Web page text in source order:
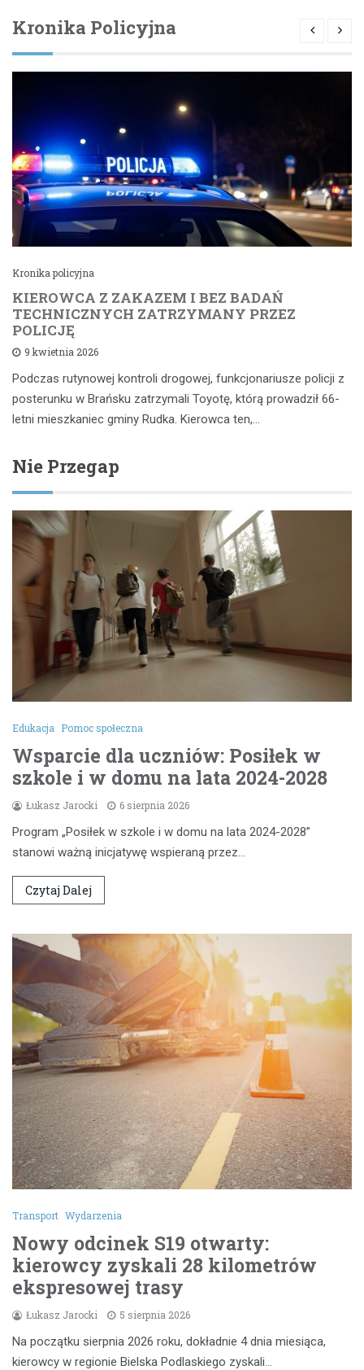
Kronika Policyjna
Kronika policyjna
KIEROWCA Z ZAKAZEM I BEZ BADAŃ
TECHNICZNYCH ZATRZYMANY PRZEZ
POLICJĘ
9 kwietnia 2026
Podczas rutynowej kontroli drogowej, funkcjonariusze policji z
posterunku w Brańsku zatrzymali Toyotę, którą prowadził 66-
letni mieszkaniec gminy Rudka. Kierowca ten,…
Nie Przegap
Edukacja Pomoc społeczna
Wsparcie dla uczniów: Posiłek w
szkole i w domu na lata 2024-2028
Łukasz Jarocki 6 sierpnia 2026
Program „Posiłek w szkole i w domu na lata 2024-2028”
stanowi ważną inicjatywę wspieraną przez…
Czytaj Dalej
Transport Wydarzenia
Nowy odcinek S19 otwarty:
kierowcy zyskali 28 kilometrów
ekspresowej trasy
Łukasz Jarocki 5 sierpnia 2026
Na początku sierpnia 2026 roku, dokładnie 4 dnia miesiąca,
kierowcy w regionie Bielska Podlaskiego zyskali…